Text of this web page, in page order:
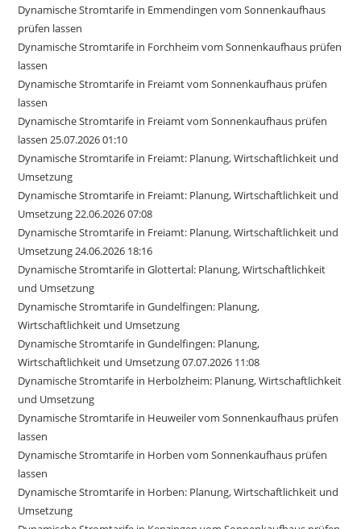
Dynamische Stromtarife in Emmendingen vom Sonnenkaufhaus
prüfen lassen
Dynamische Stromtarife in Forchheim vom Sonnenkaufhaus prüfen
lassen
Dynamische Stromtarife in Freiamt vom Sonnenkaufhaus prüfen
lassen
Dynamische Stromtarife in Freiamt vom Sonnenkaufhaus prüfen
lassen 25.07.2026 01:10
Dynamische Stromtarife in Freiamt: Planung, Wirtschaftlichkeit und
Umsetzung
Dynamische Stromtarife in Freiamt: Planung, Wirtschaftlichkeit und
Umsetzung 22.06.2026 07:08
Dynamische Stromtarife in Freiamt: Planung, Wirtschaftlichkeit und
Umsetzung 24.06.2026 18:16
Dynamische Stromtarife in Glottertal: Planung, Wirtschaftlichkeit
und Umsetzung
Dynamische Stromtarife in Gundelfingen: Planung,
Wirtschaftlichkeit und Umsetzung
Dynamische Stromtarife in Gundelfingen: Planung,
Wirtschaftlichkeit und Umsetzung 07.07.2026 11:08
Dynamische Stromtarife in Herbolzheim: Planung, Wirtschaftlichkeit
und Umsetzung
Dynamische Stromtarife in Heuweiler vom Sonnenkaufhaus prüfen
lassen
Dynamische Stromtarife in Horben vom Sonnenkaufhaus prüfen
lassen
Dynamische Stromtarife in Horben: Planung, Wirtschaftlichkeit und
Umsetzung